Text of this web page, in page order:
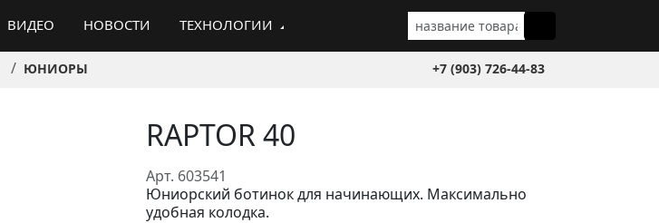
ВИДЕО НОВОСТИ ТЕХНОЛОГИИ
ЮНИОРЫ +7 (903) 726-44-83
RAPTOR 40
Арт. 603541
Юниорский ботинок для начинающих. Максимально
удобная колодка.